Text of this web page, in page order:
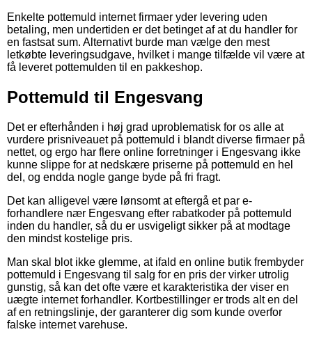
Enkelte pottemuld internet firmaer yder levering uden
betaling, men undertiden er det betinget af at du handler for
en fastsat sum. Alternativt burde man vælge den mest
letkøbte leveringsudgave, hvilket i mange tilfælde vil være at
få leveret pottemulden til en pakkeshop.
Pottemuld til Engesvang
Det er efterhånden i høj grad uproblematisk for os alle at
vurdere prisniveauet på pottemuld i blandt diverse firmaer på
nettet, og ergo har flere online forretninger i Engesvang ikke
kunne slippe for at nedskære priserne på pottemuld en hel
del, og endda nogle gange byde på fri fragt.
Det kan alligevel være lønsomt at eftergå et par e-
forhandlere nær Engesvang efter rabatkoder på pottemuld
inden du handler, så du er usvigeligt sikker på at modtage
den mindst kostelige pris.
Man skal blot ikke glemme, at ifald en online butik frembyder
pottemuld i Engesvang til salg for en pris der virker utrolig
gunstig, så kan det ofte være et karakteristika der viser en
uægte internet forhandler. Kortbestillinger er trods alt en del
af en retningslinje, der garanterer dig som kunde overfor
falske internet varehuse.